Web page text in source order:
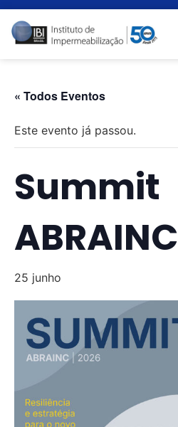
« Todos Eventos
Este evento já passou.
Summit
ABRAINC
25 junho